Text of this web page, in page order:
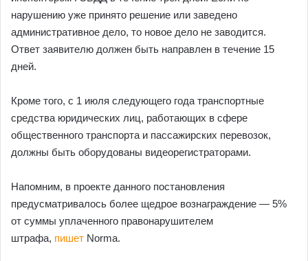
нарушению уже принято решение или заведено
административное дело, то новое дело не заводится.
Ответ заявителю должен быть направлен в течение 15
дней.
Кроме того, с 1 июля следующего года транспортные
средства юридических лиц, работающих в сфере
общественного транспорта и пассажирских перевозок,
должны быть оборудованы видеорегистраторами.
Напомним, в проекте данного постановления
предусматривалось более щедрое вознаграждение — 5%
от суммы уплаченного правонарушителем
штрафа, пишет Norma.